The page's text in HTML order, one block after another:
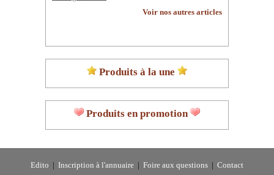
Voir nos autres articles
Produits à la une
Produits en promotion
Edito Inscription à l'annuaire Foire aux questions Contact